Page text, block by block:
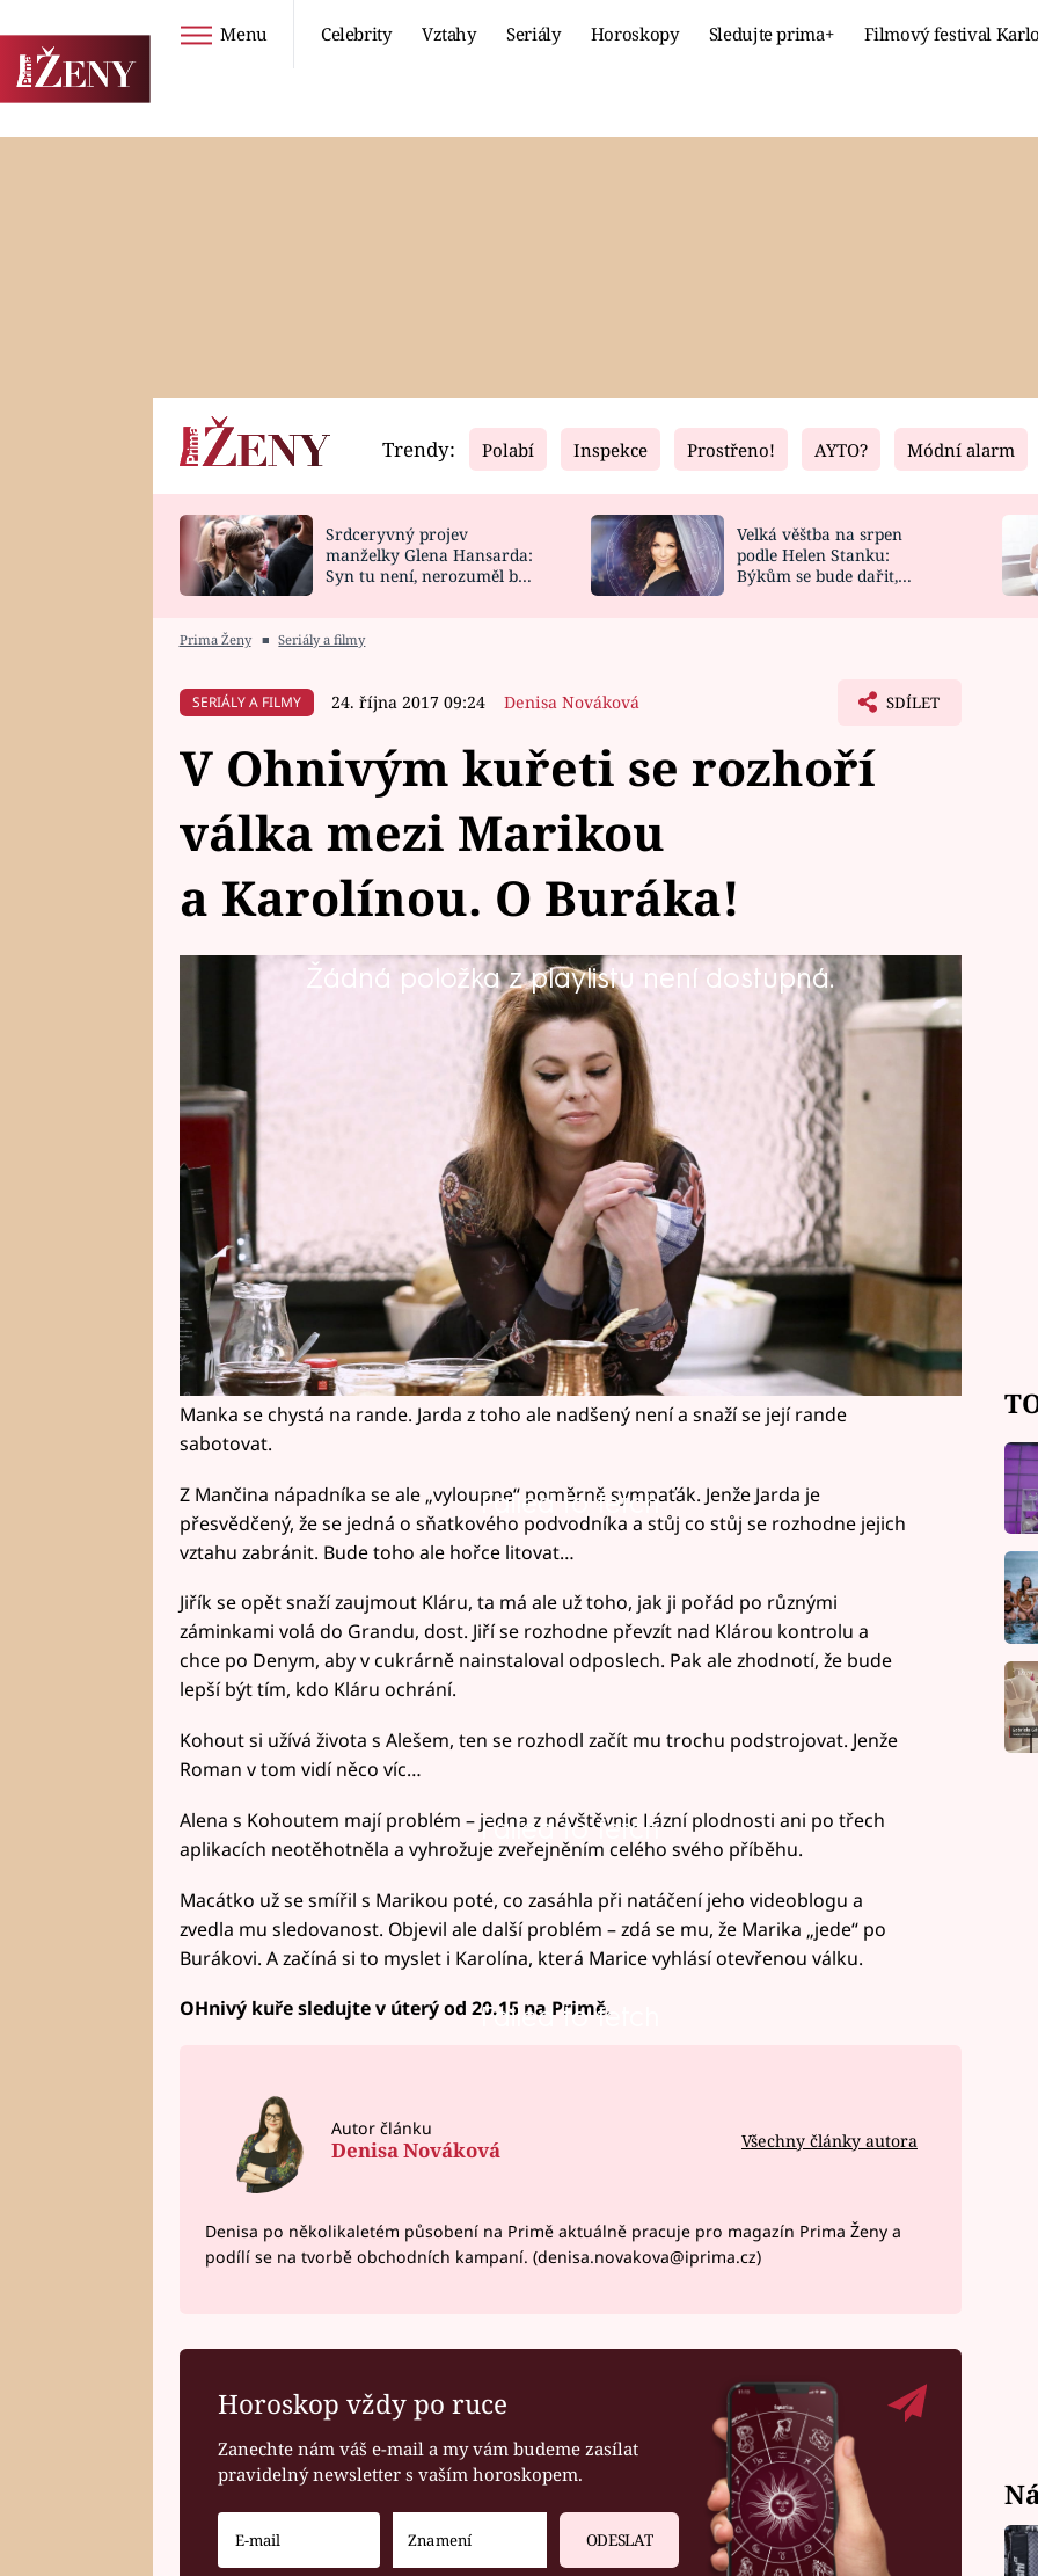
Menu Celebrity Vztahy Seriály Horoskopy Sledujte prima+ Filmový festival
Horoskopy
HOROSKOP NA
Video
CELEBRITY
VAŘENÍ
Fresh
NOVINKY
VIDEORECEPTY
Living
DESIGN
Trendy: Polabí Inspekce Prostřeno! AYTO? Módní alarm
Srdceryvný projev
manželky Glena Hansarda:
Syn tu není, nerozuměl by
Velká věštba na srpen
podle Helen Stanku:
Býkům se bude dařit,
Prima Ženy ■ Seriály a filmy
SERIÁLY A FILMY 24. října 2017 09:24 Denisa Nováková SDÍLET
V Ohnivým kuřeti se rozhoří
válka mezi Marikou
a Karolínou. O Buráka!
Žádná položka z playlistu není dostupná.
Marika je prostě problémový komponent!
Manka se chystá na rande. Jarda z toho ale nadšený není a snaží se její rande
sabotovat.
Failed to fetch
Z Mančina nápadníka se ale „vyloupne“ poměrně sympaťák. Jenže Jarda je
přesvědčený, že se jedná o sňatkového podvodníka a stůj co stůj se rozhodne jejich
vztahu zabránit. Bude toho ale hořce litovat…
Jiřík se opět snaží zaujmout Kláru, ta má ale už toho, jak ji pořád po různými
záminkami volá do Grandu, dost. Jiří se rozhodne převzít nad Klárou kontrolu a
chce po Denym, aby v cukrárně nainstaloval odposlech. Pak ale zhodnotí, že bude
lepší být tím, kdo Kláru ochrání.
Kohout si užívá života s Alešem, ten se rozhodl začít mu trochu podstrojovat. Jenže
Roman v tom vidí něco víc…
Failed to fetch
Alena s Kohoutem mají problém – jedna z návštěvnic Lázní plodnosti ani po třech
aplikacích neotěhotněla a vyhrožuje zveřejněním celého svého příběhu.
Macátko už se smířil s Marikou poté, co zasáhla při natáčení jeho videoblogu a
zvedla mu sledovanost. Objevil ale další problém – zdá se mu, že Marika „jede“ po
Burákovi. A začíná si to myslet i Karolína, která Marice vyhlásí otevřenou válku.
Failed to fetch
OHnivý kuře sledujte v úterý od 20.15 na Primě.
Autor článku
Denisa Nováková Všechny články autora
Denisa po několikaletém působení na Primě aktuálně pracuje pro magazín Prima Ženy a
podílí se na tvorbě obchodních kampaní. (denisa.novakova@iprima.cz)
Horoskop vždy po ruce
Zanechte nám váš e-mail a my vám budeme zasílat
pravidelný newsletter s vaším horoskopem.
ODESLAT